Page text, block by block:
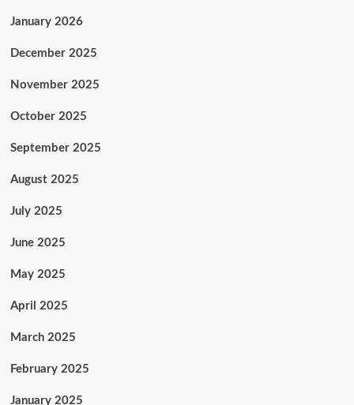
January 2026
December 2025
November 2025
October 2025
September 2025
August 2025
July 2025
June 2025
May 2025
April 2025
March 2025
February 2025
January 2025